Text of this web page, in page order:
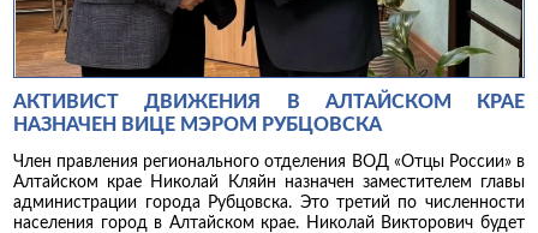
АКТИВИСТ ДВИЖЕНИЯ В АЛТАЙСКОМ КРАЕ
НАЗНАЧЕН ВИЦЕ МЭРОМ РУБЦОВСКА
Член правления регионального отделения ВОД «Отцы России» в
Алтайском крае Николай Кляйн назначен заместителем главы
администрации города Рубцовска. Это третий по численности
населения город в Алтайском крае. Николай Викторович будет